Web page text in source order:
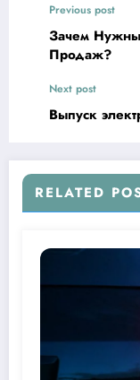
Previous post
Зачем
Продаж?
Next post
Выпуск
RELATED